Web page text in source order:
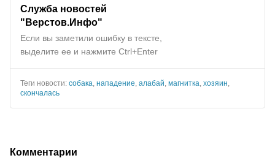
Служба новостей
"Верстов.Инфо"
Если вы заметили ошибку в тексте,
выделите ее и нажмите Ctrl+Enter
Теги новости: собака, нападение, алабай, магнитка, хозяин,
скончалась
Комментарии